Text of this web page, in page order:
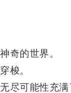
奇的世界。
梭。
可能性充满